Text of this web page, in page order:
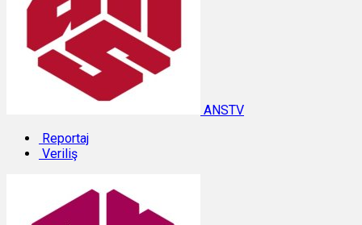
ANSTV
Reportaj
Veriliş